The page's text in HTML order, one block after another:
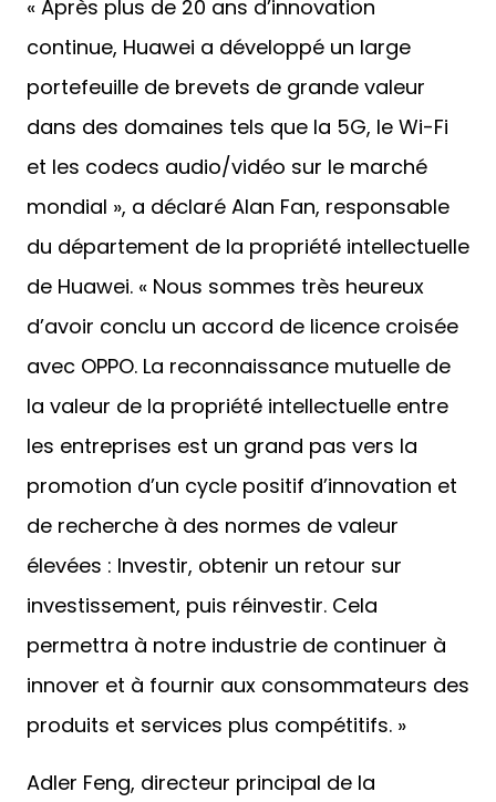
« Après plus de 20 ans d’innovation
continue, Huawei a développé un large
portefeuille de brevets de grande valeur
dans des domaines tels que la 5G, le Wi-Fi
et les codecs audio/vidéo sur le marché
mondial », a déclaré Alan Fan, responsable
du département de la propriété intellectuelle
de Huawei. « Nous sommes très heureux
d’avoir conclu un accord de licence croisée
avec OPPO. La reconnaissance mutuelle de
la valeur de la propriété intellectuelle entre
les entreprises est un grand pas vers la
promotion d’un cycle positif d’innovation et
de recherche à des normes de valeur
élevées : Investir, obtenir un retour sur
investissement, puis réinvestir. Cela
permettra à notre industrie de continuer à
innover et à fournir aux consommateurs des
produits et services plus compétitifs. »
Adler Feng, directeur principal de la